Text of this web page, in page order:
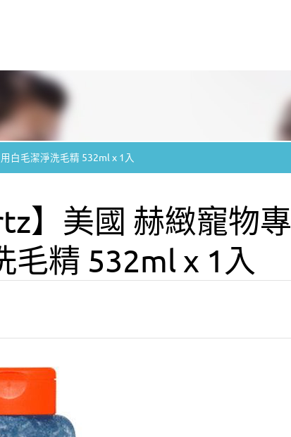
白毛潔淨洗毛精 532ml x 1入
】美國 赫緻寵物專
毛精 532ml x 1入